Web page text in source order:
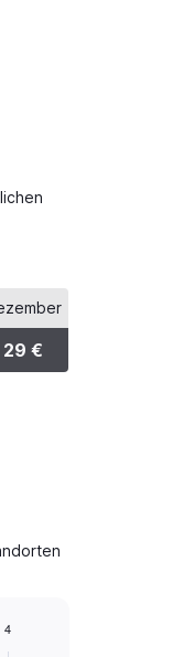
29 €
4